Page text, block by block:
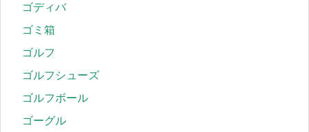
ゴディバ
ゴミ箱
ゴルフ
ゴルフシューズ
ゴルフボール
ゴーグル